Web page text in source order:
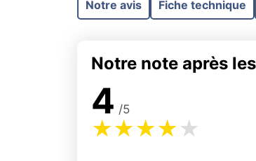
Notre avis Fiche technique
Notre note après
4 /5